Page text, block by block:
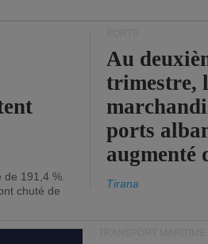
191,4 %.
chuté de
Au
trimestre,
ports
augmenté
Tirana